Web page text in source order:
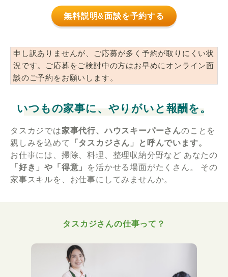
無料説明&面談を予約する
申し訳ありませんが、ご応募が多く予約が取りにくい状
況です。ご応募をご検討中の方はお早めにオンライン面
談のご予約をお願いします。
いつもの家事に、やりがいと報酬を。
タスカジでは家事代行、ハウスキーパーさんのことを
親しみを込めて
「タスカジさん」と呼んでいます。
お仕事には、掃除、料理、整理収納分野など あなたの
「好き」や「得意」
を活かせる場面がたくさん。
その
家事スキルを、お仕事にしてみませんか。
タスカジさんの仕事って？